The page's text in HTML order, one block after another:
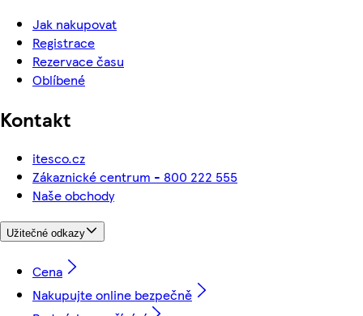
Jak nakupovat
Registrace
Rezervace času
Oblíbené
Kontakt
itesco.cz
Zákaznické centrum - 800 222 555
Naše obchody
Užitečné odkazy
Cena
Nakupujte online bezpečně